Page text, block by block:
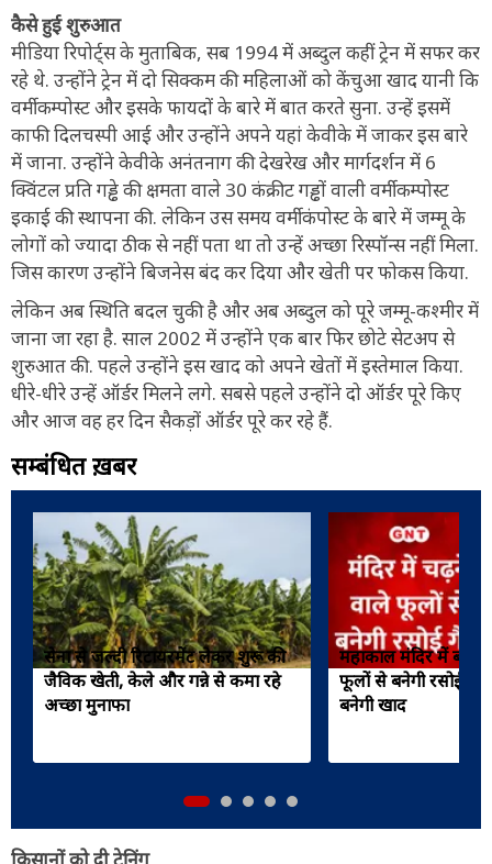
कैसे हुई शुरुआत
मीडिया रिपोर्ट्स के मुताबिक, सब 1994 में अब्दुल कहीं ट्रेन में सफर कर
रहे थे. उन्होंने ट्रेन में दो सिक्कम की महिलाओं को केंचुआ खाद यानी कि
वर्मीकम्पोस्ट और इसके फायदों के बारे में बात करते सुना. उन्हें इसमें
काफी दिलचस्पी आई और उन्होंने अपने यहां केवीके में जाकर इस बारे
में जाना. उन्होंने केवीके अनंतनाग की देखरेख और मार्गदर्शन में 6
क्विंटल प्रति गड्ढे की क्षमता वाले 30 कंक्रीट गड्ढों वाली वर्मीकम्पोस्ट
इकाई की स्थापना की. लेकिन उस समय वर्मीकंपोस्ट के बारे में जम्मू के
लोगों को ज्यादा ठीक से नहीं पता था तो उन्हें अच्छा रिस्पॉन्स नहीं मिला.
जिस कारण उन्होंने बिजनेस बंद कर दिया और खेती पर फोकस किया.
लेकिन अब स्थिति बदल चुकी है और अब अब्दुल को पूरे जम्मू-कश्मीर में
जाना जा रहा है. साल 2002 में उन्होंने एक बार फिर छोटे सेटअप से
शुरुआत की. पहले उन्होंने इस खाद को अपने खेतों में इस्तेमाल किया.
धीरे-धीरे उन्हें ऑर्डर मिलने लगे. सबसे पहले उन्होंने दो ऑर्डर पूरे किए
और आज वह हर दिन सैकड़ों ऑर्डर पूरे कर रहे हैं.
सम्बंधित ख़बरें
सेना से जल्दी रिटायरमेंट लेकर शुरू की
जैविक खेती, केले और गन्ने से कमा रहे
अच्छा मुनाफा
महाकाल मंदिर में बनी
फूलों से बनेगी रसोई
बनेगी खाद
किसानों को दी ट्रेनिंग